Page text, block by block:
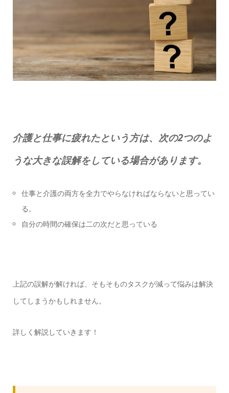
介護と仕事に疲れたという方は、次の2つのよ
うな大きな誤解をしている場合があります。
仕事と介護の両方を全力でやらなければならないと思ってい
る。
自分の時間の確保は二の次だと思っている
上記の誤解が解ければ、そもそものタスクが減って悩みは解決
してしまうかもしれません。
詳しく解説していきます！